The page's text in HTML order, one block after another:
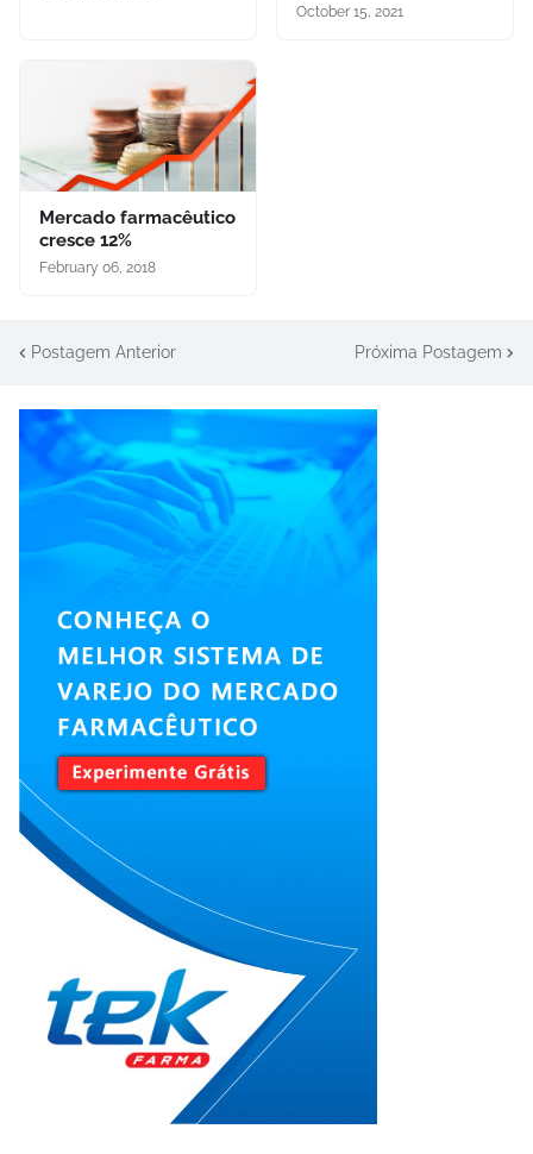
October 15, 2021
Mercado farmacêutico
cresce 12%
February 06, 2018
Postagem Anterior Próxima Postagem